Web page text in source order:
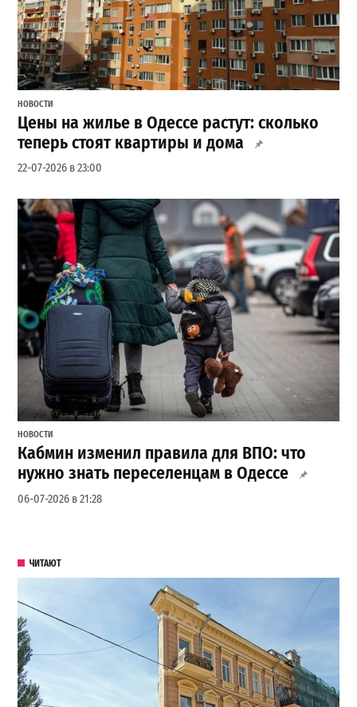
НОВОСТИ
Цены на жилье в Одессе растут: сколько
теперь стоят квартиры и дома
22-07-2026 в 23:00
НОВОСТИ
Кабмин изменил правила для ВПО: что
нужно знать переселенцам в Одессе
06-07-2026 в 21:28
ЧИТАЮТ